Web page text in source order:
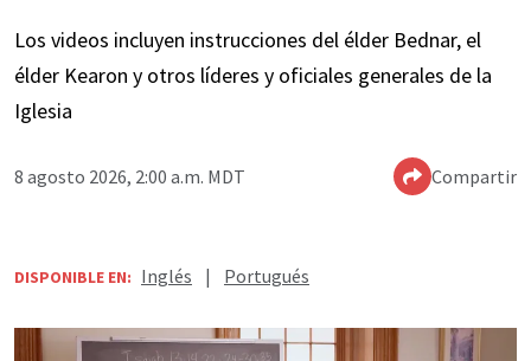
Los videos incluyen instrucciones del élder Bednar, el
élder Kearon y otros líderes y oficiales generales de la
Iglesia
8 agosto 2026, 2:00 a.m. MDT Compartir
DISPONIBLE EN: Inglés | Portugués